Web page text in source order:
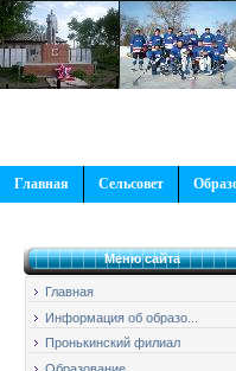
Главная Сельсовет
Меню сайта
Главная
Информация об образо...
Пронькинский филиал
Образование